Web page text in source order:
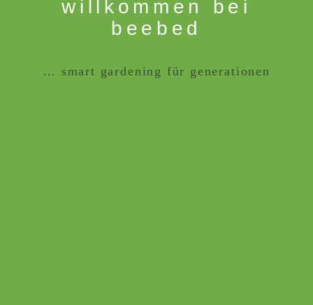
willkommen bei
beebed
… smart gardening für generationen